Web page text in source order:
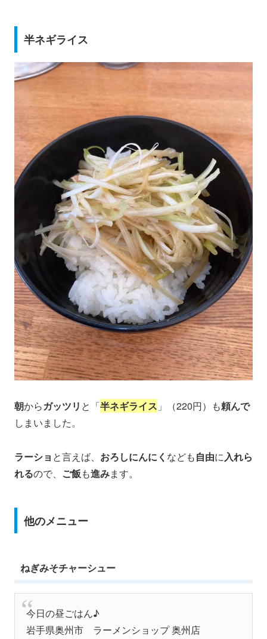
半ネギライス
朝からガッツリ と「半ネギライス 」（220円）も頼んで
しまいました。
ラーショ と言えば、 おろしにんにく なども自由に入れら
れるので、 ご飯も進みます。
他のメニュー
ねぎみそチャーシュー
今日の昼ごはん♪
岩手県奥州市 ラーメンショップ 奥州店